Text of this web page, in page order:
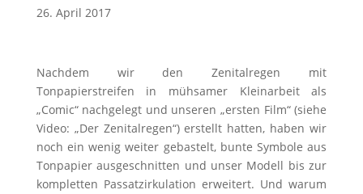
26. April 2017
Nachdem wir den Zenitalregen mit
Tonpapierstreifen in mühsamer Kleinarbeit als
„Comic“ nachgelegt und unseren „ersten Film“ (siehe
Video: „Der Zenitalregen“) erstellt hatten, haben wir
noch ein wenig weiter gebastelt, bunte Symbole aus
Tonpapier ausgeschnitten und unser Modell bis zur
kompletten Passatzirkulation erweitert. Und warum